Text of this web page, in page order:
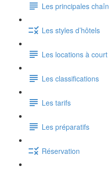
Les principales
Les styles d’hôtels
Les locations à
Les classifications
Les tarifs
Les préparatifs
Réservation